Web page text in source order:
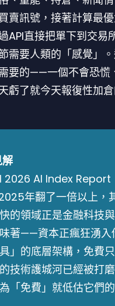
賣訊號，接著計算最
API直接把單下到交易
需要人類的「感覺」
要的——一個不會恐慌
虧了就今天報復性加
2026 AI Index Report
年翻了一倍以上，
的領域正是金融科技與
著——資本正瘋狂湧入
」的底層架構，免費只
技術護城河已經被打磨
「免費」就低估它們的